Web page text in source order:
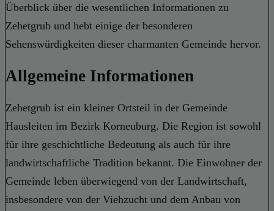
Überblick über die wesentlichen Informationen zu
Zehetgrub und hebt einige der besonderen
Sehenswürdigkeiten dieser charmanten Gemeinde hervor.
Allgemeine Informationen
Zehetgrub ist ein kleiner Ortsteil in der Gemeinde
Hausleiten im Bezirk Korneuburg. Die Region ist sowohl
für ihre geschichtliche Bedeutung als auch für ihre
landwirtschaftliche Tradition bekannt. Die Einwohner der
Gemeinde leben überwiegend von der Landwirtschaft,
insbesondere von der Viehzucht und dem Anbau von